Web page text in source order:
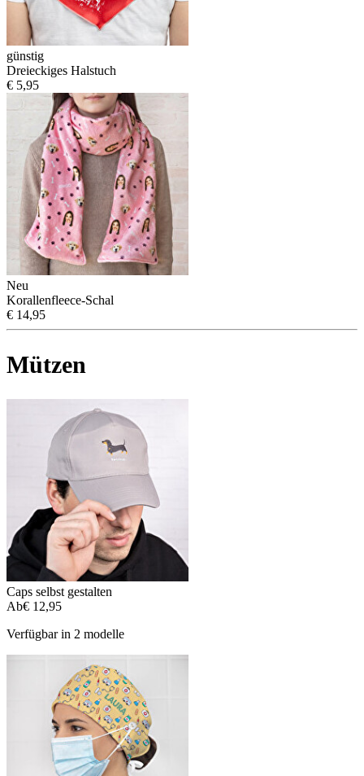
günstig
Dreieckiges Halstuch
€ 5,95
Neu
Korallenfleece-Schal
€ 14,95
Mützen
Caps selbst gestalten
Ab€ 12,95
Verfügbar in 2 modelle